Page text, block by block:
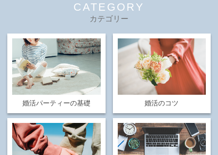
CATEGORY
カテゴリー
婚活パーティーの基礎 婚活のコツ